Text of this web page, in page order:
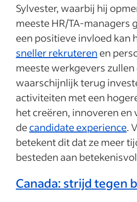
Sylvester, waarbij hij
meeste HR/TA-managers
een positieve invloed kan
sneller rekruteren en
meeste werkgevers
waarschijnlijk terug
activiteiten met een
het creëren, innoveren en
decandidate experience.
betekent dit dat ze meer
besteden aan
Canada: strijd tegen